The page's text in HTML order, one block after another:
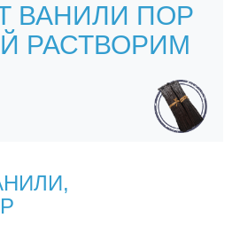
ВАНИЛИ ПОР
РАСТВОРИМ